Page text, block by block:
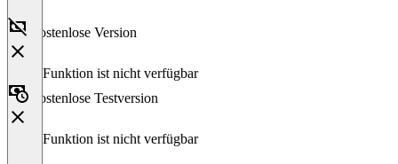
Kostenlose Version
Diese Funktion ist nicht verfügbar
Kostenlose Testversion
Diese Funktion ist nicht verfügbar